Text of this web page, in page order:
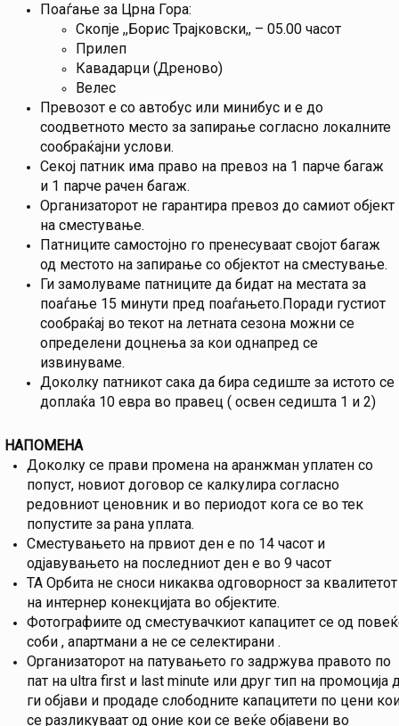
Поаѓање за Црна Гора:
Скопје ,,Борис Трајковски,, – 05.00 часот
Прилеп
Кавадарци (Дреново)
Велес
Превозот е со автобус или минибус и е до
соодветното место за запирање согласно локалните
сообраќајни услови.
Секој патник има право на превоз на 1 парче багаж
и 1 парче рачен багаж.
Организаторот не гарантира превоз до самиот објект
на сместување.
Патниците самостојно го пренесуваат својот багаж
од местото на запирање со објектот на сместување.
Ги замолуваме патниците да бидат на местата за
поаѓање 15 минути пред поаѓањето.Поради густиот
сообраќај во текот на летната сезона можни се
определени доцнења за кои однапред се
извинуваме.
Доколку патникот сака да бира седиште за истото се
доплаќа 10 евра во правец ( освен седишта 1 и 2)
НАПОМЕНА
Доколку се прави промена на аранжман уплатен со
попуст, новиот договор се калкулира согласно
редовниот ценовник и во периодот кога се во тек
попустите за рана уплата.
Сместувањето на првиот ден е по 14 часот и
одјавувањето на последниот ден е во 9 часот
ТА Орбита не сноси никаква одговорност за квалитетот
на интернер конекцијата во објектите.
Фотографиите од сместувачкиот капацитет се од
соби , апартмани а не се селектирани .
Организаторот на патувањето го задржува правото по
пат на ultra first и last minute или друг тип на промоција
ги објави и продаде слободните капацитети по цени
се разликуваат од оние кои се веќе објавени во